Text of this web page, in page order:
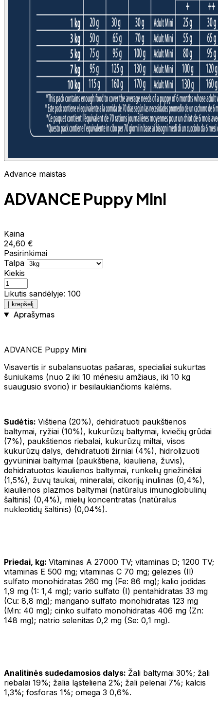
Advance maistas
ADVANCE Puppy Mini
Kaina
24,60 €
Pasirinkimai
Talpa
Kiekis
Likutis sandėlyje: 100
Į krepšelį
Aprašymas
ADVANCE Puppy Mini
Visavertis ir subalansuotas pašaras, specialiai sukurtas
šuniukams (nuo 2 iki 10 ménesiu amžiaus, iki 10 kg
suaugusio svorio) ir besilaukiančioms kalėms.
Sudėtis: Vištiena (20%), dehidratuoti paukštienos
baltymai, ryžiai (10%), kukurūzų baltymai, kviečių grūdai
(7%), paukštienos riebalai, kukurūzų miltai, visos
kukurūzų dalys, dehidratuoti žirniai (4%), hidrolizuoti
gyvüniniai baltymai (paukštiena, kiauliena, žuvis),
dehidratuotos kiaulienos baltymai, runkelių griežinėliai
(1,5%), žuvų taukai, mineralai, cikorijų inulinas (0,4%),
kiaulienos plazmos baltymai (natūralus imunoglobulinų
šaltinis) (0,4%), mielių koncentratas (natūralus
nukleotidų šaltinis) (0,04%).
Priedai, kg: Vitaminas A 27000 TV; vitaminas D; 1200 TV;
vitaminas E 500 mg; vitaminas C 70 mg; gelezies (Il)
sulfato monohidratas 260 mg (Fe: 86 mg); kalio jodidas
1,9 mg (1: 1,4 mg); vario sulfato (I) pentahidratas 33 mg
(Cu: 8,8 mg); mangano sulfato monohidratas 123 mg
(Mn: 40 mg); cinko sulfato monohidratas 406 mg (Zn:
148 mg); natrio selenitas 0,2 mg (Se: 0,1 mg).
Analitinės sudedamosios dalys: Žali baltymai 30%; žali
riebalai 19%; žalia ląsteliena 2%; žali pelenai 7%; kalcis
1,3%; fosforas 1%; omega 3 0,6%.